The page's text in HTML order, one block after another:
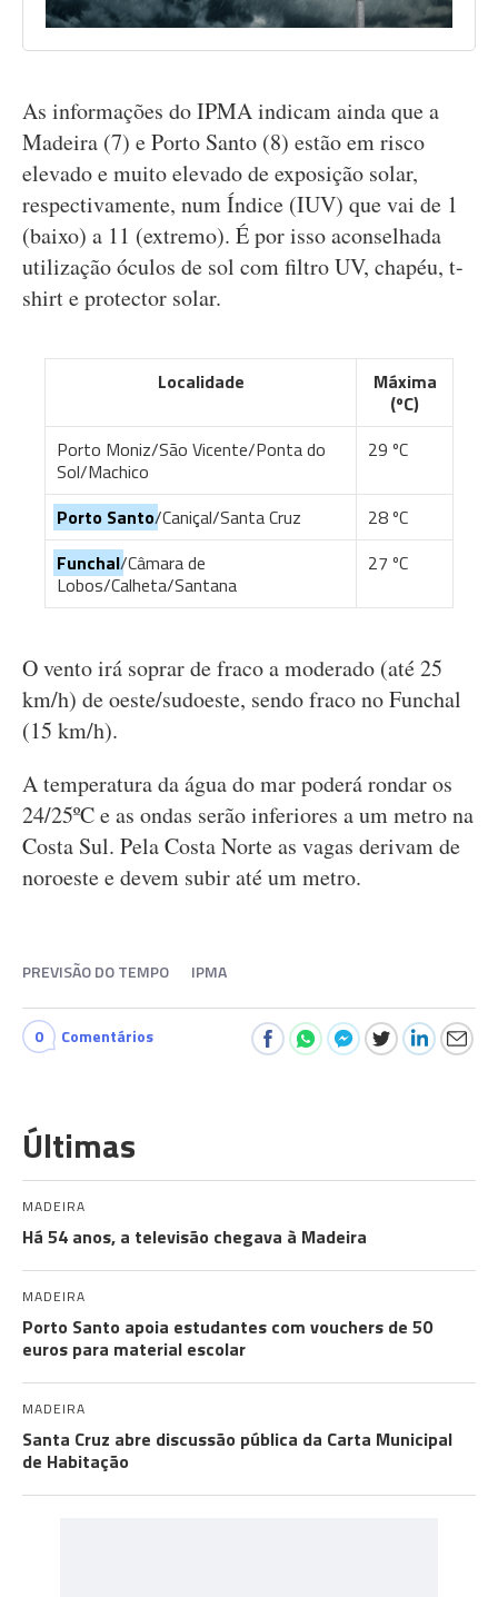
As informações do IPMA indicam ainda que a
Madeira (7) e Porto Santo (8) estão em risco
elevado e muito elevado de exposição solar,
respectivamente, num Índice (IUV) que vai de 1
(baixo) a 11 (extremo). É por isso aconselhada
utilização óculos de sol com filtro UV, chapéu, t-
shirt e protector solar.
Localidade
Máxima
(ºC)
Porto Moniz/São Vicente/Ponta do
Sol/Machico
29 ºC
Porto Santo/Caniçal/Santa Cruz
28 ºC
Funchal/Câmara de
Lobos/Calheta/Santana
27 ºC
O vento irá soprar de fraco a moderado (até 25
km/h) de oeste/sudoeste, sendo fraco no Funchal
(15 km/h).
A temperatura da água do mar poderá rondar os
24/25ºC e as ondas serão inferiores a um metro na
Costa Sul. Pela Costa Norte as vagas derivam de
noroeste e devem subir até um metro.
PREVISÃO DO TEMPO IPMA
0 Comentários
Últimas
MADEIRA
Há 54 anos, a televisão chegava à Madeira
MADEIRA
Porto Santo apoia estudantes com vouchers de 50
euros para material escolar
MADEIRA
Santa Cruz abre discussão pública da Carta Municipal
de Habitação